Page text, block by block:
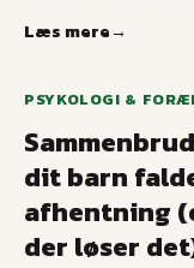
saboterer
Læs mere
PSYKOLOGI &
dit barn
afhentning
der løser